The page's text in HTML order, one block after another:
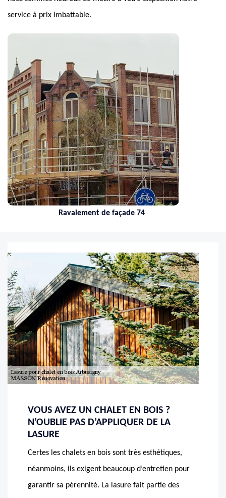
service à prix imbattable.
Ravalement de façade 74
VOUS AVEZ UN CHALET EN BOIS ?
N’OUBLIE PAS D’APPLIQUER DE LA
LASURE
Certes les chalets en bois sont très esthétiques,
néanmoins, ils exigent beaucoup d’entretien pour
garantir sa pérennité. La lasure fait partie des